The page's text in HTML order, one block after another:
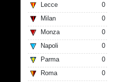
Lecce
0
Milan
0
Monza
0
Napoli
0
Parma
0
Roma
0